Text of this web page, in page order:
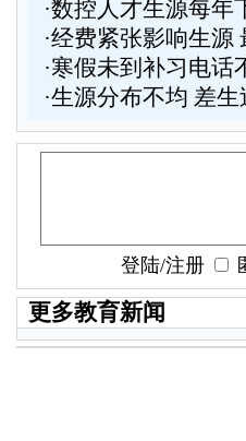
·数控人才生源每年
·经费紧张影响生源
·寒假未到补习电话
·生源分布不均 差
登陆/注册
更多教育新闻